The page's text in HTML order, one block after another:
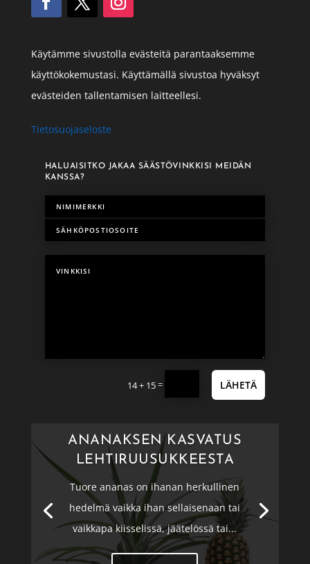
Käytämme sivustolla evästeitä parantaaksemme
käyttökokemustasi. Käyttämällä sivustoa hyväksyt
evästeiden tallentamisen laitteellesi.
Tietosuojaseloste
HALUAISITKO JAKAA SÄÄSTÖVINKKISI MEIDÄN
KANSSA?
14 + 15= LÄHETÄ
ANANAKSEN KASVATUS
LEHTIRUUSUKKEESTA
Tuore ananas on ihanan herkullinen
hedelmä vaikka ihan sellaisenaan tai
vaikkapa kiisselissä, jäätelössä tai...